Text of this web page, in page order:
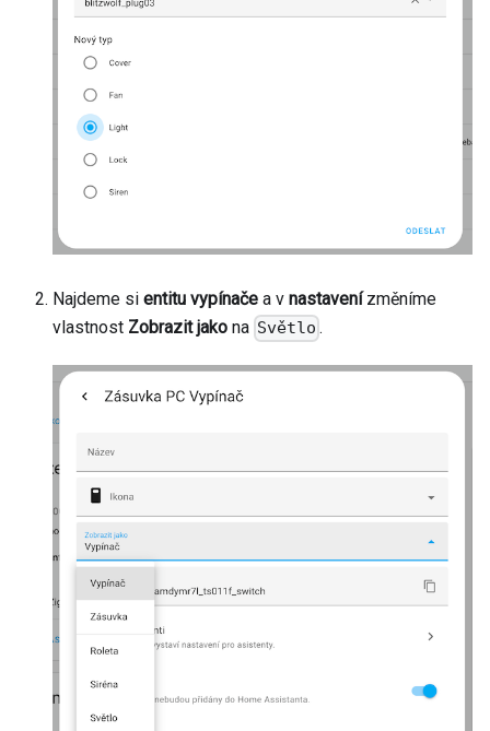
Najdeme si entitu vypínače a v nastavenízměníme
vlastnost Zobrazit jako na Světlo .